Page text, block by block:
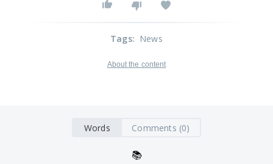
Tags: News
About the content
Words Comments (0)
📚